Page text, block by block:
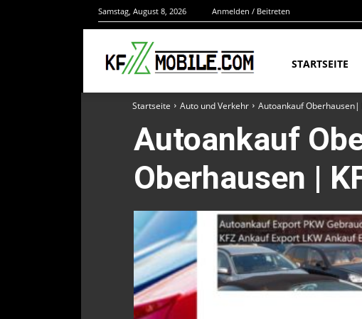
Samstag, August 8, 2026 Anmelden / Beitreten
STARTSEITE
Startseite Auto und Verkehr Autoankauf Oberhausen|
Autoankauf
Oberhausen |